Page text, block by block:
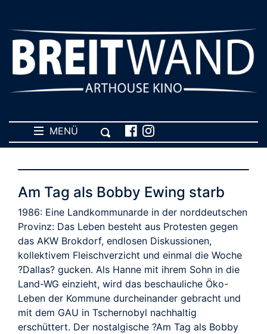
MENÜ
Am Tag als Bobby Ewing starb
1986: Eine Landkommunarde in der norddeutschen
Provinz: Das Leben besteht aus Protesten gegen
das AKW Brokdorf, endlosen Diskussionen,
kollektivem Fleischverzicht und einmal die Woche
?Dallas? gucken. Als Hanne mit ihrem Sohn in die
Land-WG einzieht, wird das beschauliche Öko-
Leben der Kommune durcheinander gebracht und
mit dem GAU in Tschernobyl nachhaltig
erschüttert. Der nostalgische ?Am Tag als Bobby